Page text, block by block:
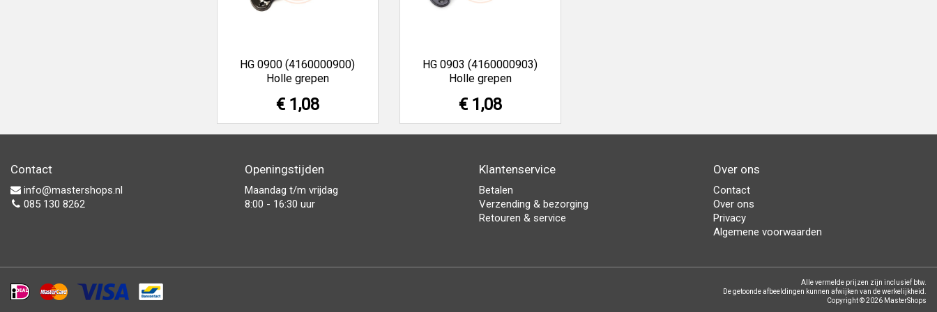
HG 0900 (4160000900)
Holle grepen
€ 1,08
HG 0903 (4160000903)
Holle grepen
€ 1,08
Contact
info@mastershops.nl
085 130 8262
Openingstijden
Maandag t/m vrijdag
8:00 - 16:30 uur
Klantenservice
Betalen
Verzending & bezorging
Retouren & service
Over ons
Contact
Over ons
Privacy
Algemene voorwaarden
Alle vermelde prijzen zijn inclusief btw.
De getoonde afbeeldingen kunnen afwijken van de werkelijkheid.
Copyright © 2026 MasterShops